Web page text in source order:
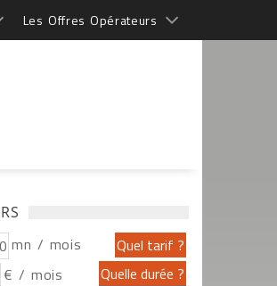
Les Offres Opérateurs
mn / mois
€ / mois